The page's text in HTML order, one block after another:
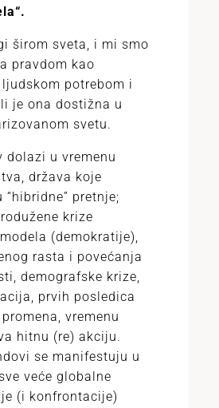
širom sveta, i mi smo
pravdom kao
potrebom i
je ona dostižna u
svetu.
dolazi u vremenu
država koje
“hibridne” pretnje;
krize
(demokratije),
rasta i povećanja
demografske krize,
prvih posledica
vremenu
hitnu (re) akciju.
se manifestuju u
veće globalne
(i konfrontacije)